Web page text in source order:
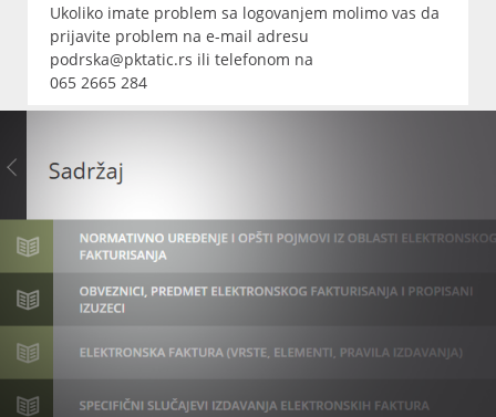
Ukoliko imate problem sa logovanjem molimo vas da
prijavite problem na e-mail adresu
podrska@pktatic.rs ili telefonom na
065 2665 284